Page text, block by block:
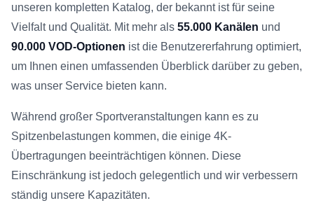
unseren kompletten Katalog, der bekannt ist für seine
Vielfalt und Qualität. Mit mehr als 55.000 Kanälen und
90.000 VOD-Optionen ist die Benutzererfahrung optimiert,
um Ihnen einen umfassenden Überblick darüber zu geben,
was unser Service bieten kann.
Während großer Sportveranstaltungen kann es zu
Spitzenbelastungen kommen, die einige 4K-
Übertragungen beeinträchtigen können. Diese
Einschränkung ist jedoch gelegentlich und wir verbessern
ständig unsere Kapazitäten.